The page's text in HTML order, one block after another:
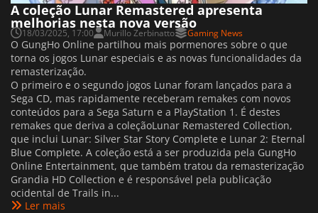
A coleção Lunar Remastered apresenta
melhorias nesta nova versão
18/03/2025, 17:00 Murillo Zerbinatto Gaming News
O GungHo Online partilhou mais pormenores sobre o que
torna os jogos Lunar especiais e as novas funcionalidades da
remasterização.
O primeiro e o segundo jogos Lunar foram lançados para a
Sega CD, mas rapidamente receberam remakes com novos
conteúdos para a Sega Saturn e a PlayStation 1. É destes
remakes que deriva a coleçãoLunar Remastered Collection,
que inclui Lunar: Silver Star Story Complete e Lunar 2: Eternal
Blue Complete. A coleção está a ser produzida pela GungHo
Online Entertainment, que também tratou da remasterização
Grandia HD Collection e é responsável pela publicação
ocidental de Trails in...
Ler mais